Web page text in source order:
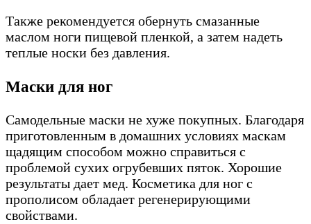
Также рекомендуется обернуть смазанные
маслом ноги пищевой пленкой, а затем надеть
теплые носки без давления.
Маски для ног
Самодельные маски не хуже покупных. Благодаря
приготовленным в домашних условиях маскам
щадящим способом можно справиться с
проблемой сухих огрубевших пяток. Хорошие
результаты дает мед. Косметика для ног с
прополисом обладает регенерирующими
свойствами.